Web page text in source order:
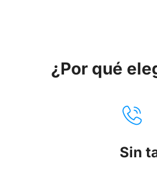
¿Por qué
Sin